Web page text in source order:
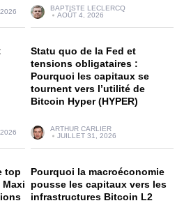
BAPTISTE LECLERCQ
AOÛT 4, 2026
Statu quo de la Fed et
tensions obligataires :
Pourquoi les capitaux se
tournent vers l’utilité de
Bitcoin Hyper (HYPER)
ARTHUR CARLIER
JUILLET 31, 2026
top
Pourquoi la macroéconomie
pousse les capitaux vers les
infrastructures Bitcoin L2